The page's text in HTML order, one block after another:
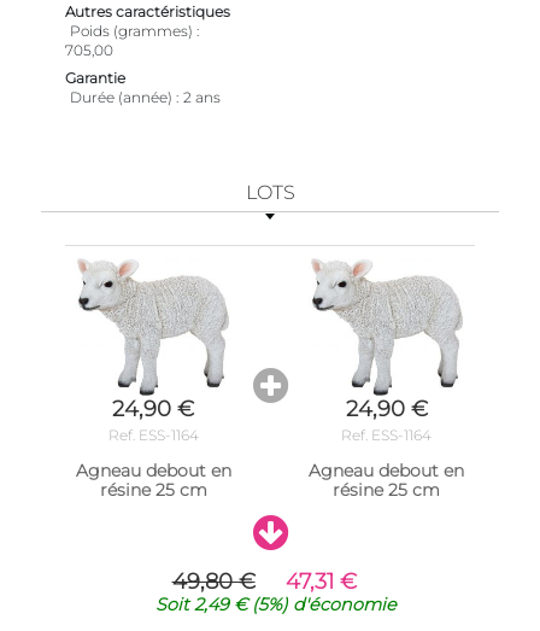
Autres caractéristiques
Poids (grammes)
705,00
Garantie
Durée (année)
2 ans
LOTS
24,90 €
Ref. ESS-1164
Agneau debout en
résine 25 cm
24,90 €
Ref. ESS-1164
Agneau debout en
résine 25 cm
49,80 € 47,31 €
Soit2,49 €(5%) d'économie